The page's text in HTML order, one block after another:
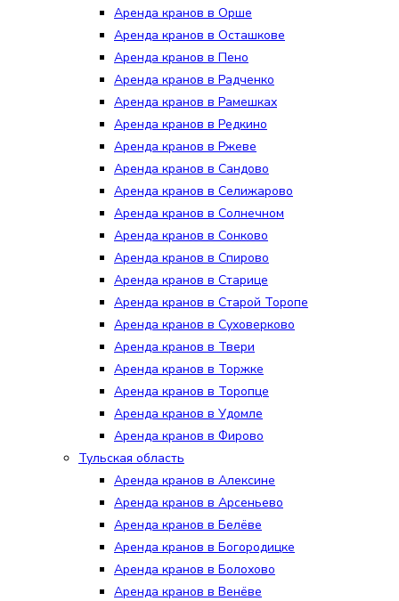
Аренда кранов в Орше
Аренда кранов в Осташкове
Аренда кранов в Пено
Аренда кранов в Радченко
Аренда кранов в Рамешках
Аренда кранов в Редкино
Аренда кранов в Ржеве
Аренда кранов в Сандово
Аренда кранов в Селижарово
Аренда кранов в Солнечном
Аренда кранов в Сонково
Аренда кранов в Спирово
Аренда кранов в Старице
Аренда кранов в Старой Торопе
Аренда кранов в Суховерково
Аренда кранов в Твери
Аренда кранов в Торжке
Аренда кранов в Торопце
Аренда кранов в Удомле
Аренда кранов в Фирово
Тульская область
Аренда кранов в Алексине
Аренда кранов в Арсеньево
Аренда кранов в Белёве
Аренда кранов в Богородицке
Аренда кранов в Болохово
Аренда кранов в Венёве